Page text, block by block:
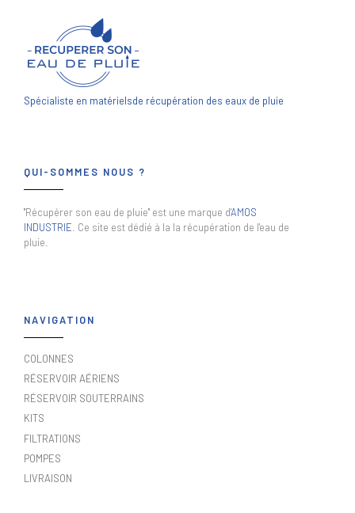
Spécialiste en matérielsde récupération des eaux de pluie
QUI-SOMMES NOUS ?
"Récupérer son eau de pluie" est une marque d'AMOS
INDUSTRIE . Ce site est dédié à la la récupération de l'eau de
pluie.
NAVIGATION
COLONNES
RÉSERVOIR AÉRIENS
RÉSERVOIR SOUTERRAINS
KITS
FILTRATIONS
POMPES
LIVRAISON